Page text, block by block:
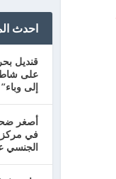
احدث
على
إلى وباء”
أصغر
في مركز
الجنسي على